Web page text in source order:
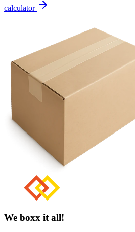
calculator
We boxx it all!